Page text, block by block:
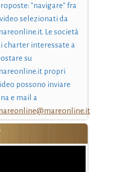
"navigare" fra
selezionati da
Le società
charter interessate a
su
propri
possono inviare
e mail a